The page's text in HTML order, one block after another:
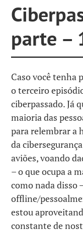
parte –
Caso você tenha
o terceiro
ciberpassado. Já
maioria das
para relembrar a
da
aviões, voando
– o que ocupa a
como nada disso
offline/
estou
constante de